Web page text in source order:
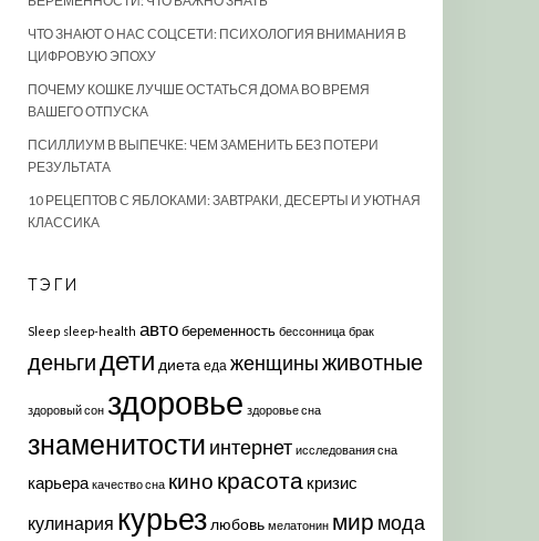
ЧТО ЗНАЮТ О НАС СОЦСЕТИ: ПСИХОЛОГИЯ ВНИМАНИЯ В
ЦИФРОВУЮ ЭПОХУ
ПОЧЕМУ КОШКЕ ЛУЧШЕ ОСТАТЬСЯ ДОМА ВО ВРЕМЯ
ВАШЕГО ОТПУСКА
ПСИЛЛИУМ В ВЫПЕЧКЕ: ЧЕМ ЗАМЕНИТЬ БЕЗ ПОТЕРИ
РЕЗУЛЬТАТА
10 РЕЦЕПТОВ С ЯБЛОКАМИ: ЗАВТРАКИ, ДЕСЕРТЫ И УЮТНАЯ
КЛАССИКА
ТЭГИ
Sleep sleep-health автобеременность бессонница брак
деньгидети диета еда женщиныживотные
здоровый сон здоровье здоровье сна
знаменитости интернет исследования сна
карьера качество сна кино красота кризис
кулинария курьез любовь мелатонин мир мода